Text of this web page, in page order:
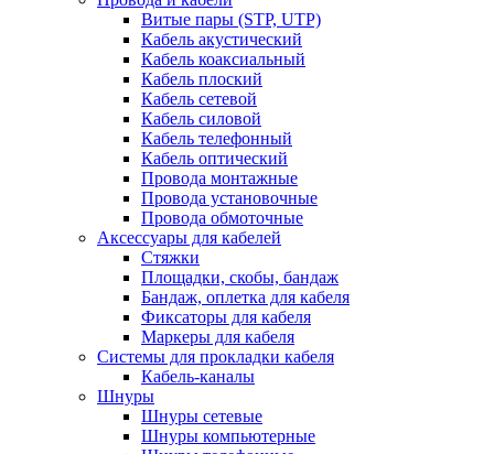
Витые пары (STP, UTP)
Кабель акустический
Кабель коаксиальный
Кабель плоский
Кабель сетевой
Кабель силовой
Кабель телефонный
Кабель оптический
Провода монтажные
Провода установочные
Провода обмоточные
Аксессуары для кабелей
Стяжки
Площадки, скобы, бандаж
Бандаж, оплетка для кабеля
Фиксаторы для кабеля
Маркеры для кабеля
Системы для прокладки кабеля
Кабель-каналы
Шнуры
Шнуры сетевые
Шнуры компьютерные